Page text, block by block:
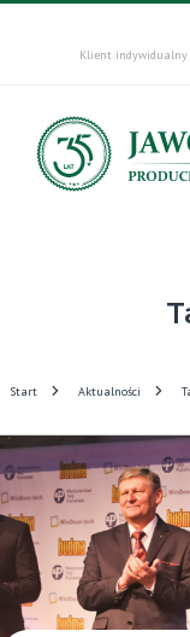
Klient indywidualny
Start Aktualności